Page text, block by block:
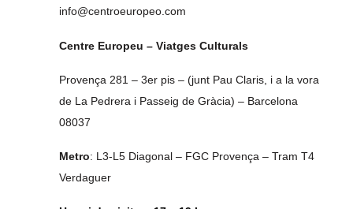
info@centroeuropeo.com
Centre Europeu – Viatges Culturals
Provença 281 – 3er pis – (junt Pau Claris, i a la vora
de La Pedrera i Passeig de Gràcia) – Barcelona
08037
Metro: L3-L5 Diagonal – FGC Provença – Tram T4
Verdaguer